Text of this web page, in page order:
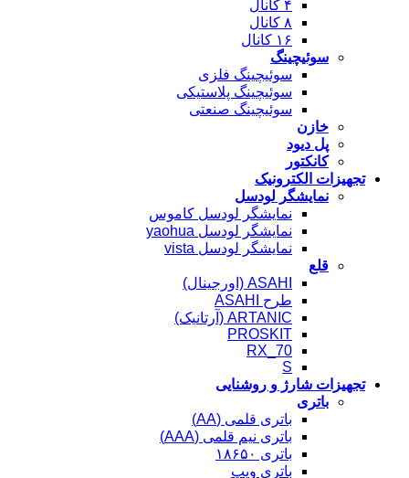
۴ کانال
۸ کانال
۱۶ کانال
سوئیچینگ
سوئیچینگ فلزی
سوئیچینگ پلاستیکی
سوئیچینگ صنعتی
خازن
پل دیود
کانکتور
تجهیزات الکترونیک
نمایشگر لودسل
نمایشگر لودسل کاموس
نمایشگر لودسل yaohua
نمایشگر لودسل vista
قلع
ASAHI (اورجینال)
طرح ASAHI
ARTANIC (آرتانیک)
PROSKIT
RX_70
S
تجهیزات شارژ و روشنایی
باتری
باتری قلمی (AA)
باتری نیم قلمی (AAA)
باتری ۱۸۶۵۰
باتری ویپ